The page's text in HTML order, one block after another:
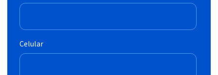
Celular